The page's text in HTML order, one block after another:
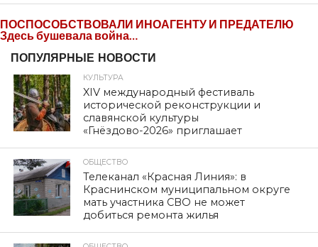
ПОСПОСОБСТВОВАЛИ ИНОАГЕНТУ И ПРЕДАТЕЛЮ
Здесь бушевала война…
ПОПУЛЯРНЫЕ НОВОСТИ
КУЛЬТУРА
XIV международный фестиваль
исторической реконструкции и
славянской культуры
«Гнёздово-2026» приглашает
ОБЩЕСТВО
Телеканал «Красная Линия»: в
Краснинском муниципальном округе
мать участника СВО не может
добиться ремонта жилья